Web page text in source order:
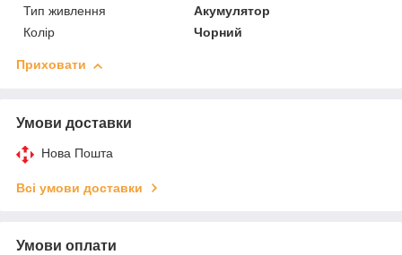
Тип живлення
Акумулятор
Колір
Чорний
Приховати
Умови доставки
Нова Пошта
Всі умови доставки
Умови оплати